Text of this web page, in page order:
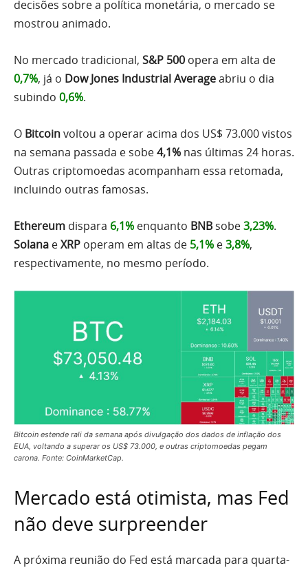
decisões sobre a política monetária, o mercado se
mostrou animado.
No mercado tradicional, S&P 500 opera em alta de
0,7%, já o Dow Jones Industrial Averageabriu o dia
subindo 0,6%.
O Bitcoinvoltou a operar acima dos US$ 73.000 vistos
na semana passada e sobe4,1% nas últimas 24 horas.
Outras criptomoedas acompanham essa retomada,
incluindo outras famosas.
Ethereum dispara 6,1% enquanto BNBsobe3,23%.
Solana eXRP operam em altas de 5,1% e3,8%,
respectivamente, no mesmo período.
Bitcoin estende rali da semana após divulgação dos dados de inflação dos
EUA, voltando a superar os US$ 73.000, e outras criptomoedas pegam
carona. Fonte: CoinMarketCap.
Mercado está otimista, mas Fed
não deve surpreender
A próxima reunião do Fed está marcada para quarta-